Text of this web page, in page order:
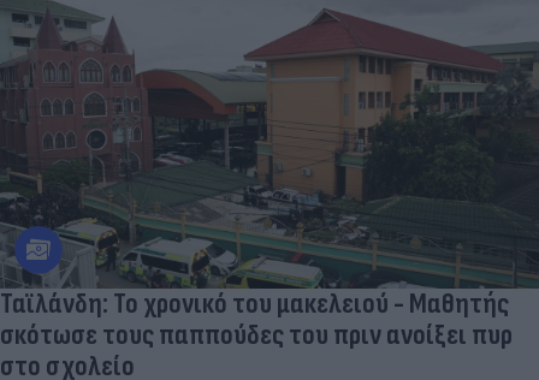
Ταϊλάνδη: Το χρονικό του μακελειού - Μαθητής
σκότωσε τους παππούδες του πριν ανοίξει πυρ
στο σχολείο